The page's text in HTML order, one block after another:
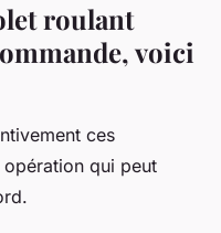
roulant
voici
ces
qui peut